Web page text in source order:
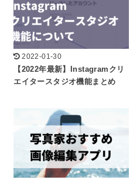
2022-01-30
【2022年最新】Instagramクリ
エイタースタジオ機能まとめ